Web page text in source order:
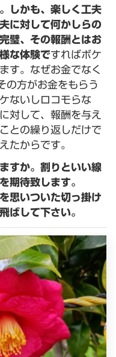
しかも、楽しく工夫
に対して何かしらの
璧、その報酬とはお
な体験ですればボケ
す。なぜお金でなく
の方がお金をもらう
ないしロコモらな
対して、報酬を与え
との繰り返しだけで
たからです。
すか。割りといい線
期待致します。
思いついた切っ掛け
ばして下さい。